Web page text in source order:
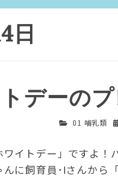
日
デーの
01 哺乳類
イトデー」ですよ！
に飼育員･Iさんから